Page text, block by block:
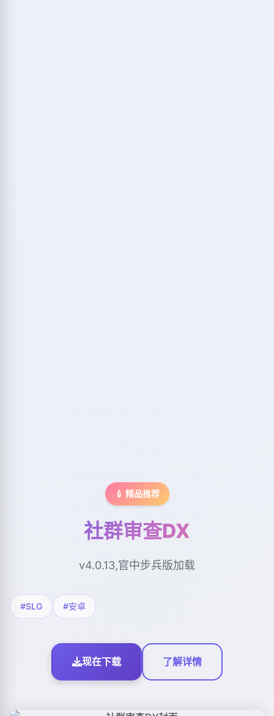
💉 精品推荐
社群审查DX
v4.0.13,官中步兵版加载
#SLG #安卓
现在下载 了解详情